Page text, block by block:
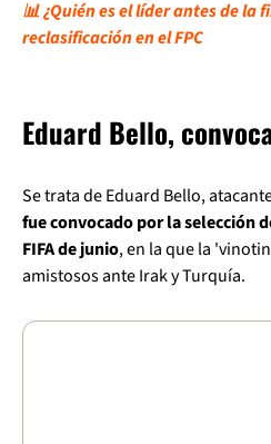
📊 ¿Quién es el líder antes de la
reclasificación en el FPC
Eduard Bello,
Se trata de Eduard Bello,
fue convocado por la selección
FIFA de junio, en la que la
amistosos ante Irak y Turquía.